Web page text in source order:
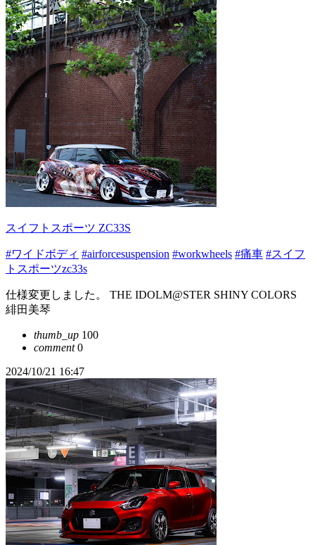
スイフトスポーツ ZC33S
#ワイドボディ #airforcesuspension #workwheels #痛車 #スイフ
トスポーツzc33s
仕様変更しました。 THE IDOLM@STER SHINY COLORS
緋田美琴
thumb_up 100
comment0
2024/10/21 16:47